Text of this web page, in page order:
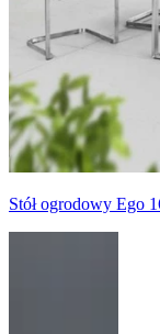
Stół ogrodowy Ego